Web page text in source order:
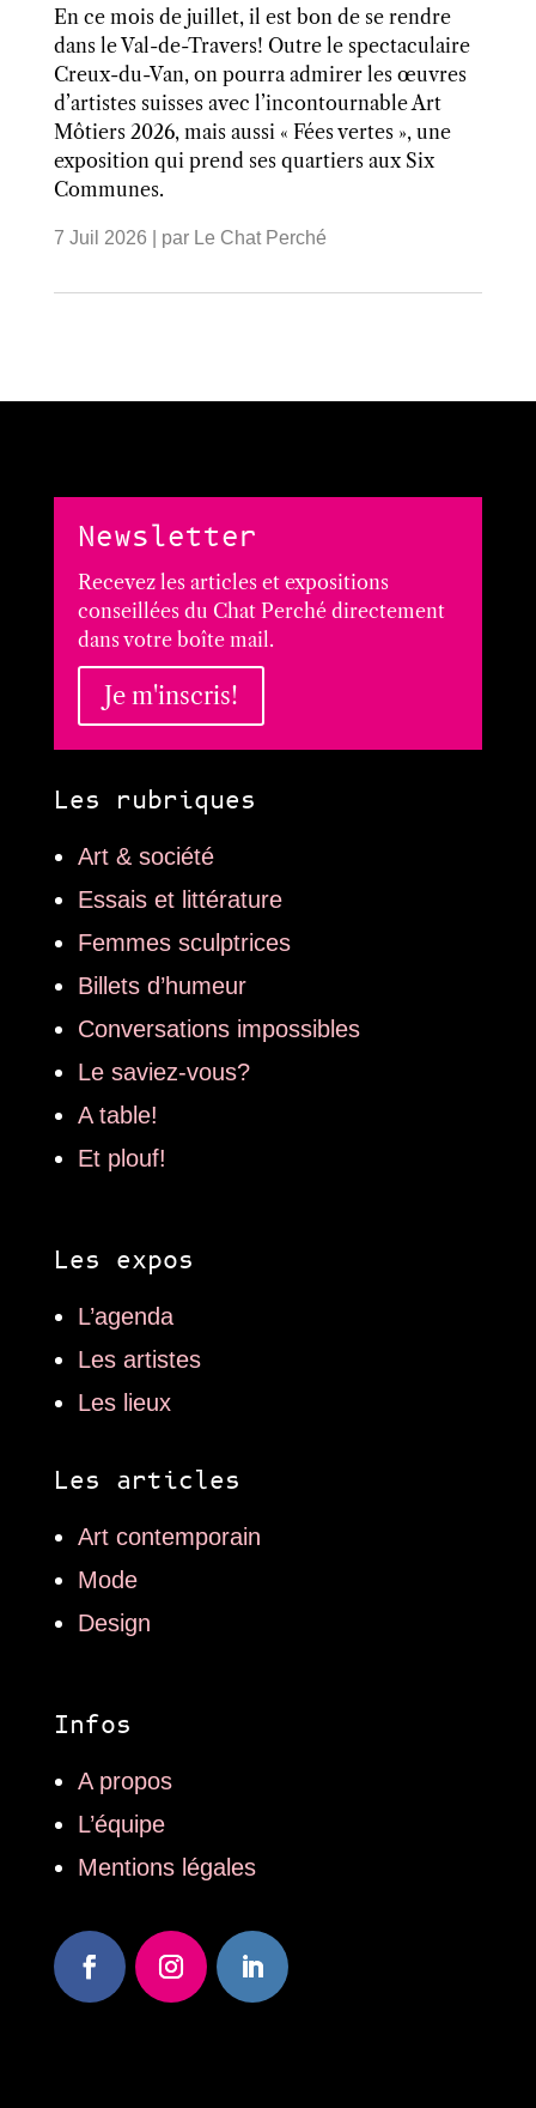
En ce mois de juillet, il est bon de se rendre
dans le Val-de-Travers! Outre le spectaculaire
Creux-du-Van, on pourra admirer les œuvres
d’artistes suisses avec l’incontournable Art
Môtiers 2026, mais aussi « Fées vertes », une
exposition qui prend ses quartiers aux Six
Communes.
7 Juil 2026 | par Le Chat Perché
Newsletter
Recevez les articles et expositions
conseillées du Chat Perché directement
dans votre boîte mail.
Je m'inscris!
Les rubriques
Art & société
Essais et littérature
Femmes sculptrices
Billets d’humeur
Conversations impossibles
Le saviez-vous?
A table!
Et plouf!
Les expos
L’agenda
Les artistes
Les lieux
Les articles
Art contemporain
Mode
Design
Infos
A propos
L’équipe
Mentions légales